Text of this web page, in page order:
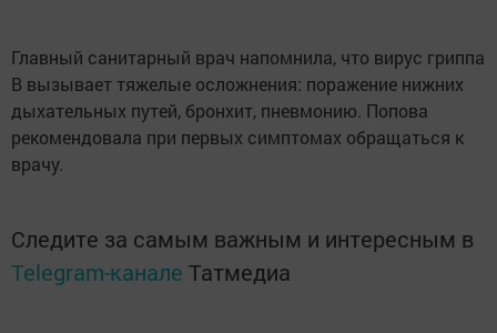
Главный санитарный врач напомнила, что вирус гриппа
В вызывает тяжелые осложнения: поражение нижних
дыхательных путей, бронхит, пневмонию. Попова
рекомендовала при первых симптомах обращаться к
врачу.
Следите за самым важным и интересным в
Telegram-канале Татмедиа